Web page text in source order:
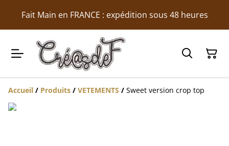
Fait Main en FRANCE : expédition sous 48 heures
Accueil / Produits / VETEMENTS / Sweet version crop top